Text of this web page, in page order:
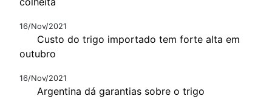
16/Nov/2021
Custo do trigo importado tem forte alta em
outubro
16/Nov/2021
Argentina dá garantias sobre o trigo